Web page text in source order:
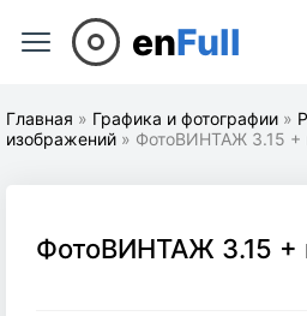
enFull
Главная » Графика и фотографии »
изображений » ФотоВИНТАЖ 3.15 +
ФотоВИНТАЖ 3.15 +